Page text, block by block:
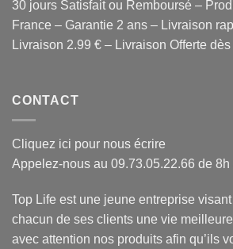
30 jours Satisfait ou Remboursé –
France – Garantie 2 ans – Livraison
Livraison 2.99 € – Livraison Offerte dès
CONTACT
Cliquez ici pour nous écrire
Appelez-nous au 09.73.05.22.66 de 8h
Top Life est une jeune entreprise
chacun de ses clients une vie
avec attention nos produits afin qu’ils